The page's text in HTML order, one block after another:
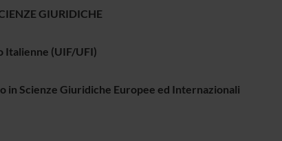
GIURIDICHE
Italienne (UIF/UFI)
in Scienze Giuridiche Europee ed Internazionali